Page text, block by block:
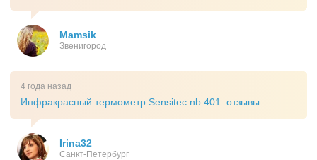
Mamsik
Звенигород
4 года назад
Инфракрасный термометр Sensitec nb 401. отзывы
Irina32
Санкт-Петербург